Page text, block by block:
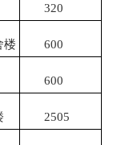
320
600
600
2505